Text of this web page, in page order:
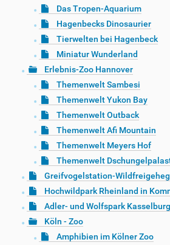
Das Tropen-Aquarium
Hagenbecks Dinosaurier
Tierwelten bei Hagenbeck
Miniatur Wunderland
Erlebnis-Zoo Hannover
Themenwelt Sambesi
Themenwelt Yukon Bay
Themenwelt Outback
Themenwelt Afi Mountain
Themenwelt Meyers Hof
Themenwelt
Greifvogelstation-
Hochwildpark Rheinland in
Adler- und Wolfspark Kasselburg
Köln - Zoo
Amphibien im Kölner Zoo